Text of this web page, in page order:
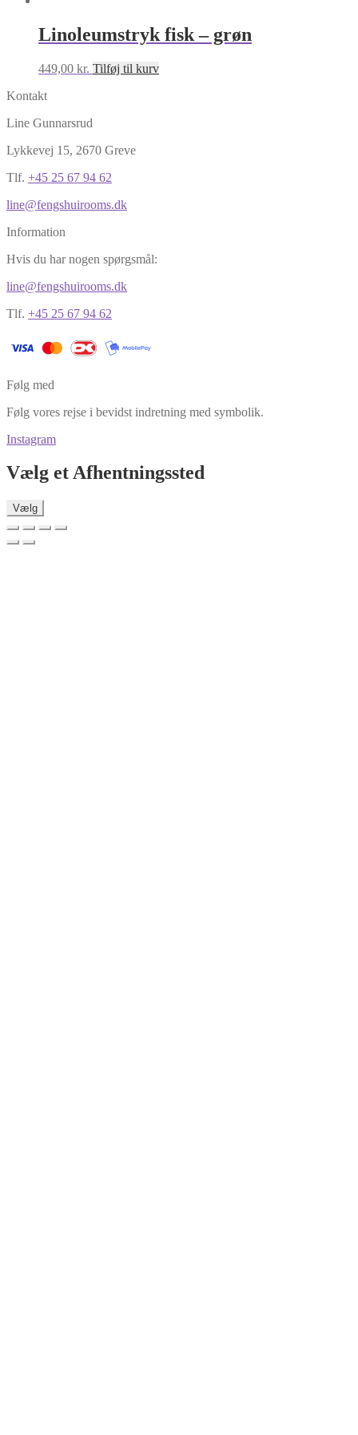
Linoleumstryk fisk – grøn
449,00 kr. Tilføj til kurv
Kontakt
Line Gunnarsrud
Lykkevej 15, 2670 Greve
Tlf. +45 25 67 94 62
line@fengshuirooms.dk
Information
Hvis du har nogen spørgsmål:
line@fengshuirooms.dk
Tlf. +45 25 67 94 62
Følg med
Følg vores rejse i bevidst indretning med symbolik.
Instagram
Vælg et Afhentningssted
Vælg